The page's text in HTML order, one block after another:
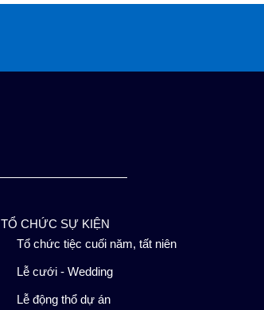
TỔ CHỨC SỰ KIỆN
Tổ chức tiệc cuối năm, tất niên
Lễ cưới - Wedding
Lễ động thổ dự án